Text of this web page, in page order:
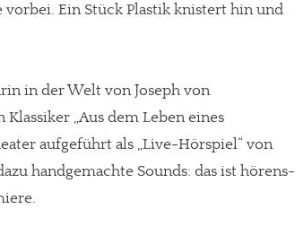
Ein Stück Plastik knistert hin und
in der Welt von Joseph von
„Aus dem Leben eines
aufgeführt als „Live-Hörspiel“ von
handgemachte Sounds: das ist hörens-